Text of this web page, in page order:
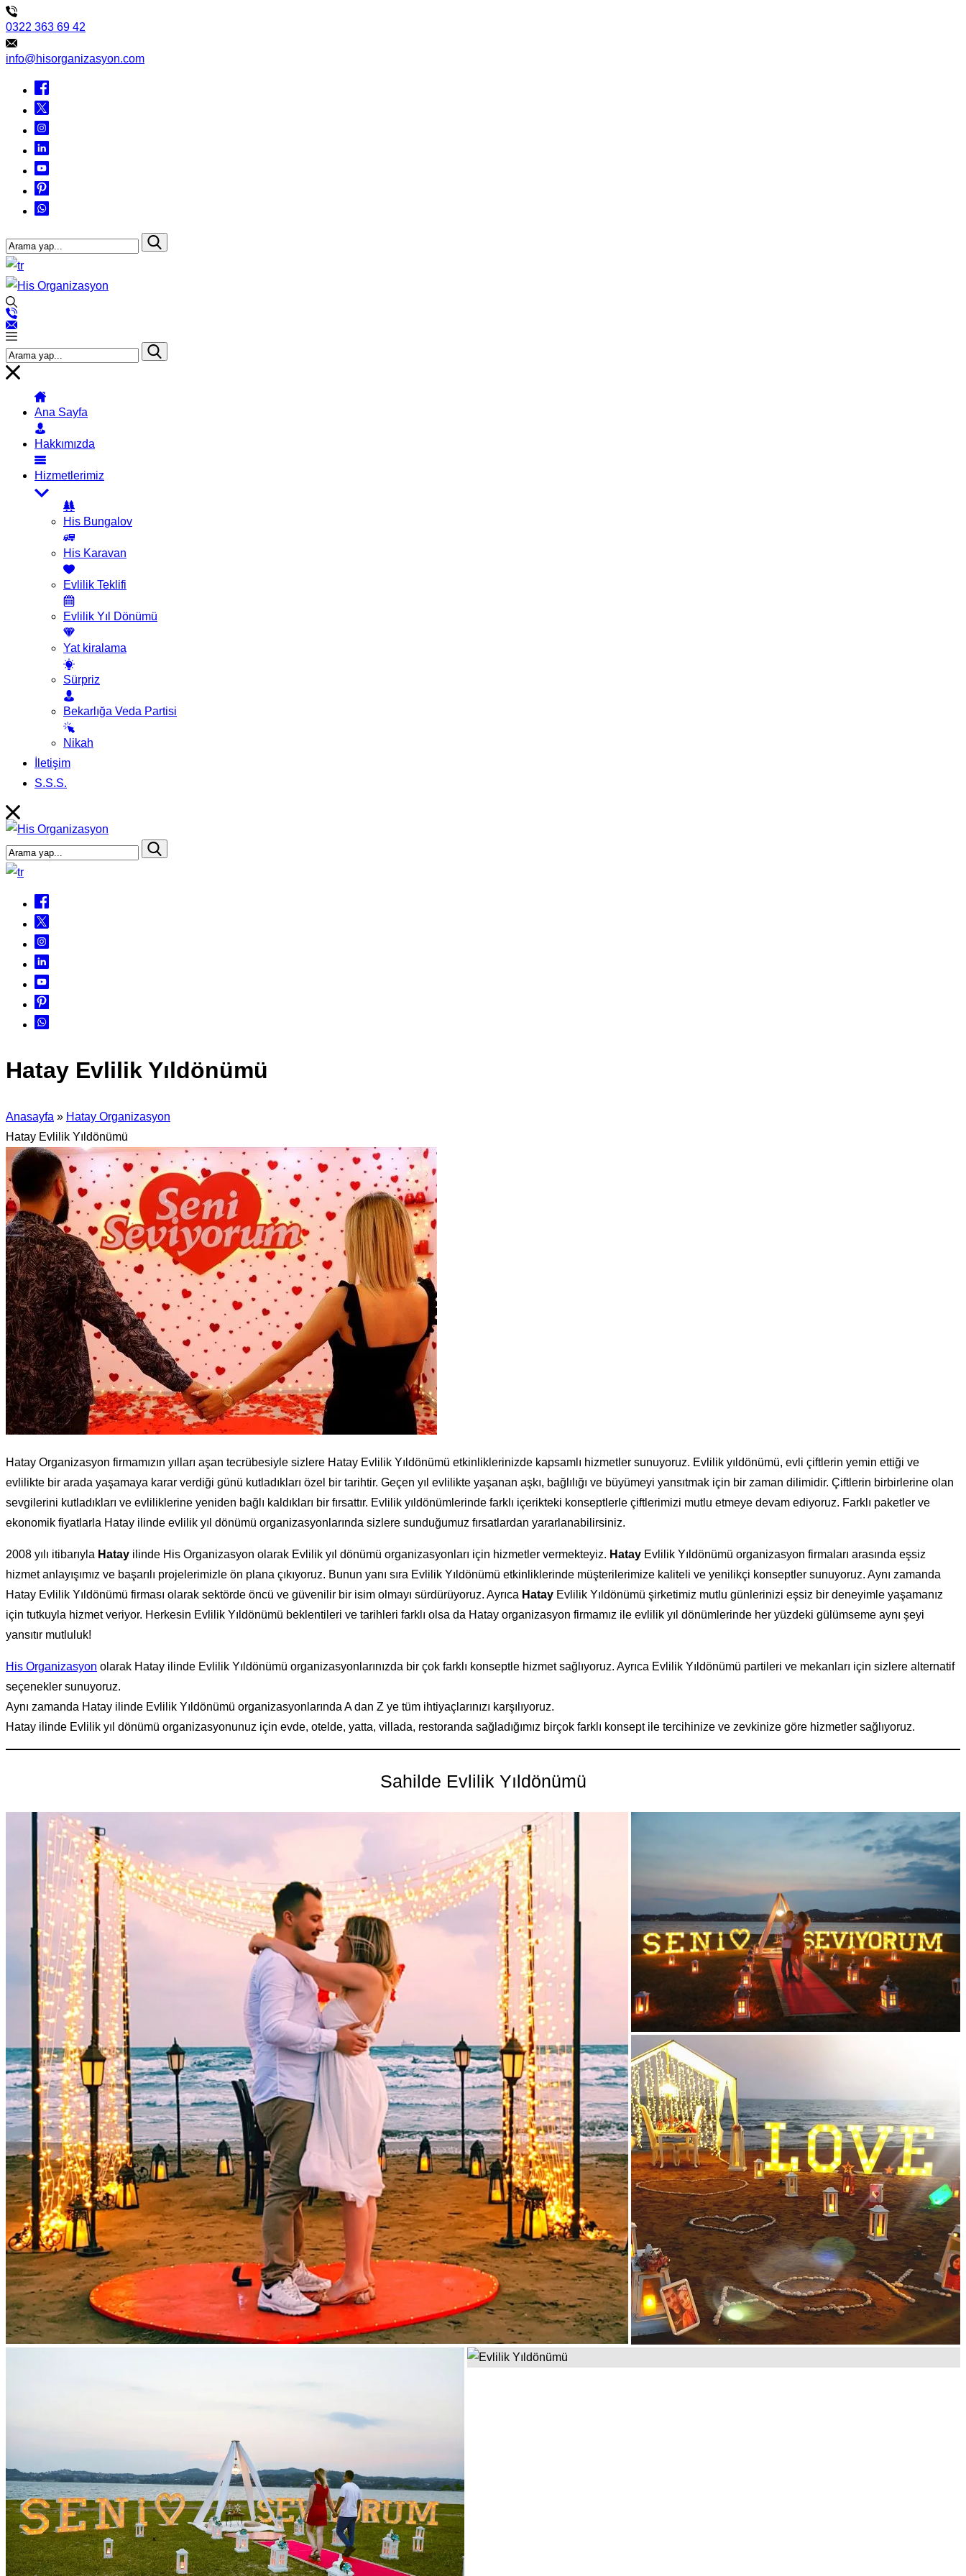
0322 363 69 42
info@hisorganizasyon.com
Ana Sayfa
Hakkımızda
Hizmetlerimiz
His Bungalov
His Karavan
Evlilik Teklifi
Evlilik Yıl Dönümü
Yat kiralama
Sürpriz
Bekarlığa Veda Partisi
Nikah
İletişim
S.S.S.
Hatay Evlilik Yıldönümü
Anasayfa » Hatay Organizasyon
Hatay Evlilik Yıldönümü
Hatay Organizasyon firmamızın yılları aşan tecrübesiyle sizlere Hatay Evlilik Yıldönümü etkinliklerinizde kapsamlı hizmetler sunuyoruz. Evlilik yıldönümü, evli çiftlerin yemin ettiği ve
evlilikte bir arada yaşamaya karar verdiği günü kutladıkları özel bir tarihtir. Geçen yıl evlilikte yaşanan aşkı, bağlılığı ve büyümeyi yansıtmak için bir zaman dilimidir. Çiftlerin birbirlerine olan
sevgilerini kutladıkları ve evliliklerine yeniden bağlı kaldıkları bir fırsattır. Evlilik yıldönümlerinde farklı içerikteki konseptlerle çiftlerimizi mutlu etmeye devam ediyoruz. Farklı paketler ve
ekonomik fiyatlarla Hatay ilinde evlilik yıl dönümü organizasyonlarında sizlere sunduğumuz fırsatlardan yararlanabilirsiniz.
2008 yılı itibarıyla Hatay ilinde His Organizasyon olarak Evlilik yıl dönümü organizasyonları için hizmetler vermekteyiz. Hatay Evlilik Yıldönümü organizasyon firmaları arasında eşsiz
hizmet anlayışımız ve başarılı projelerimizle ön plana çıkıyoruz. Bunun yanı sıra Evlilik Yıldönümü etkinliklerinde müşterilerimize kaliteli ve yenilikçi konseptler sunuyoruz. Aynı zamanda
Hatay Evlilik Yıldönümü firması olarak sektörde öncü ve güvenilir bir isim olmayı sürdürüyoruz. Ayrıca Hatay Evlilik Yıldönümü şirketimiz mutlu günlerinizi eşsiz bir deneyimle yaşamanız
için tutkuyla hizmet veriyor. Herkesin Evlilik Yıldönümü beklentileri ve tarihleri farklı olsa da Hatay organizasyon firmamız ile evlilik yıl dönümlerinde her yüzdeki gülümseme aynı şeyi
yansıtır mutluluk!
His Organizasyon olarak Hatay ilinde Evlilik Yıldönümü organizasyonlarınızda bir çok farklı konseptle hizmet sağlıyoruz. Ayrıca Evlilik Yıldönümü partileri ve mekanları için sizlere alternatif
seçenekler sunuyoruz.
Aynı zamanda Hatay ilinde Evlilik Yıldönümü organizasyonlarında A dan Z ye tüm ihtiyaçlarınızı karşılıyoruz.
Hatay ilinde Evlilik yıl dönümü organizasyonunuz için evde, otelde, yatta, villada, restoranda sağladığımız birçok farklı konsept ile tercihinize ve zevkinize göre hizmetler sağlıyoruz.
Sahilde Evlilik Yıldönümü